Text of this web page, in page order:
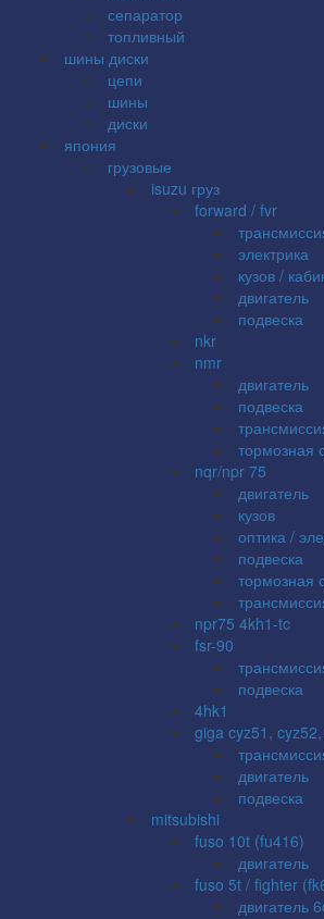
сепаратор
топливный
шины диски
цепи
шины
диски
япония
грузовые
isuzu груз
forward / fvr
электрика
кузов /
двигатель
подвеска
nkr
nmr
двигатель
подвеска
тормозная
nqr/npr 75
двигатель
кузов
оптика /
подвеска
тормозная
npr75 4kh1-tc
fsr-90
подвеска
4hk1
giga cyz51,
двигатель
подвеска
mitsubishi
fuso 10t (fu416)
двигатель
fuso 5t / fighter
двигатель